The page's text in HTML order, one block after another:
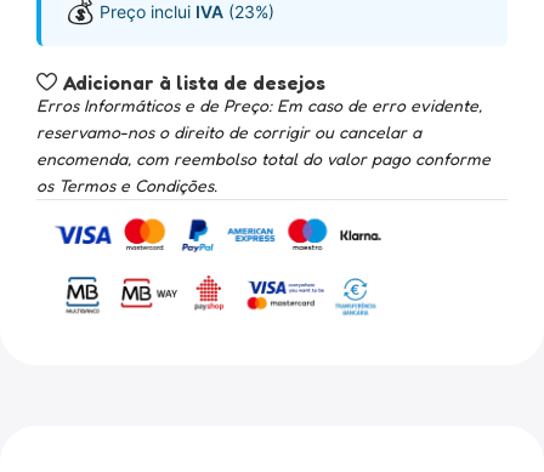
💰 Preço inclui IVA (23%)
Adicionar à lista de desejos
Erros Informáticos e de Preço: Em caso de erro evidente,
reservamo-nos o direito de corrigir ou cancelar a
encomenda, com reembolso total do valor pago conforme
os Termos e Condições.